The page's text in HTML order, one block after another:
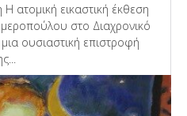
στο Διαχρονικό
ουσιαστική επιστροφή